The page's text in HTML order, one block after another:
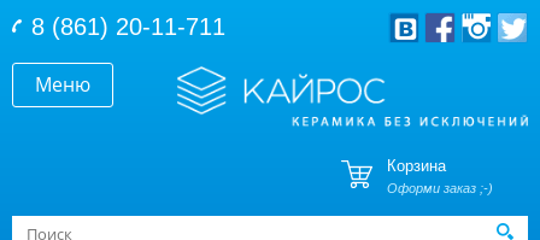
Меню
8 (861) 20-11-711
Корзина
Оформи заказ ;-)
Форма поиска
Поиск